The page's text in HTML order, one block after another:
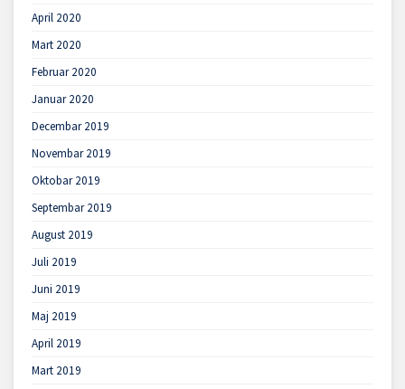
April 2020
Mart 2020
Februar 2020
Januar 2020
Decembar 2019
Novembar 2019
Oktobar 2019
Septembar 2019
August 2019
Juli 2019
Juni 2019
Maj 2019
April 2019
Mart 2019